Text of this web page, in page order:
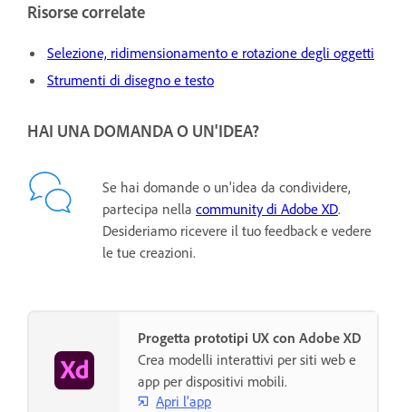
Risorse correlate
Selezione, ridimensionamento e rotazione degli oggetti
Strumenti di disegno e testo
HAI UNA DOMANDA O UN'IDEA?
Se hai domande o un'idea da condividere,
partecipa nella community di Adobe XD.
Desideriamo ricevere il tuo feedback e vedere
le tue creazioni.
Progetta prototipi UX con Adobe XD
Crea modelli interattivi per siti web e
app per dispositivi mobili.
Apri l'app